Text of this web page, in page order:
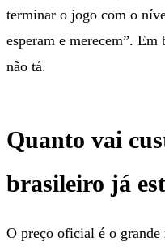
terminar o jogo com o
esperam e merecem”. Em
não tá.
Quanto vai
brasileiro já
O preço oficial é o